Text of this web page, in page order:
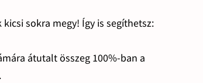
sokra megy! Így is segíthetsz:
átutalt összeg 100%-ban a